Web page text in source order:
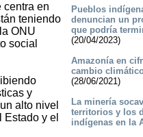
centra en
teniendo
ONU
social
y
alto nivel
y el
Pueblos
denuncian un
que podría
(20/04/2023)
Amazonía en
cambio
(28/06/2021)
La minería
territorios y los
indígenas en la